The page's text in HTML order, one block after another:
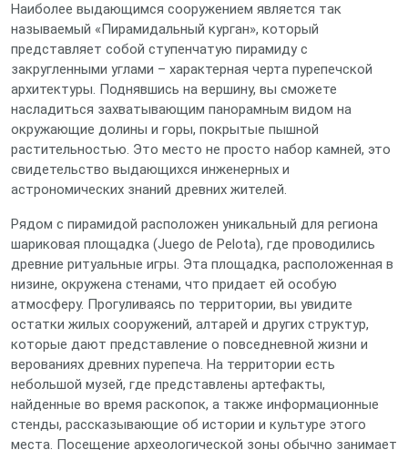
Наиболее выдающимся сооружением является так
называемый «Пирамидальный курган», который
представляет собой ступенчатую пирамиду с
закругленными углами – характерная черта пурепечской
архитектуры. Поднявшись на вершину, вы сможете
насладиться захватывающим панорамным видом на
окружающие долины и горы, покрытые пышной
растительностью. Это место не просто набор камней, это
свидетельство выдающихся инженерных и
астрономических знаний древних жителей.
Рядом с пирамидой расположен уникальный для региона
шариковая площадка (Juego de Pelota), где проводились
древние ритуальные игры. Эта площадка, расположенная в
низине, окружена стенами, что придает ей особую
атмосферу. Прогуливаясь по территории, вы увидите
остатки жилых сооружений, алтарей и других структур,
которые дают представление о повседневной жизни и
верованиях древних пурепеча. На территории есть
небольшой музей, где представлены артефакты,
найденные во время раскопок, а также информационные
стенды, рассказывающие об истории и культуре этого
места. Посещение археологической зоны обычно занимает